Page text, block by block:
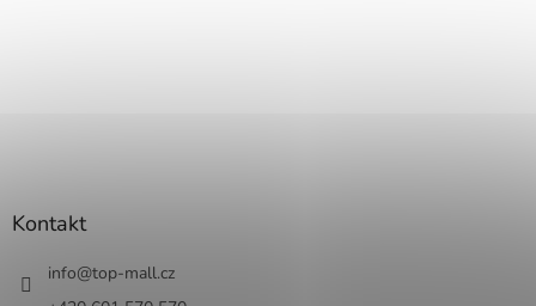
Kontakt
info@top-mall.cz